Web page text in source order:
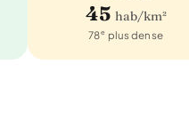
45 hab/km²
78e plus dense